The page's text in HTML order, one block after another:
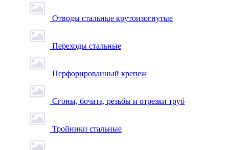
Отводы стальные крутоизогнутые
Переходы стальные
Перфорированный крепеж
Сгоны, бочата, резьбы и отрезки труб
Тройники стальные